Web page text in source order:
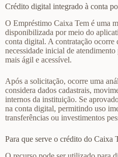
Crédito digital integrado à conta
O Empréstimo Caixa Tem é uma
disponibilizada por meio do
conta digital. A contratação ocorre
necessidade inicial de
mais ágil e acessível.
Após a solicitação, ocorre uma
considera dados cadastrais,
internos da instituição. Se
na conta digital, permitindo uso
transferências ou investimentos
Para que serve o crédito do Caixa